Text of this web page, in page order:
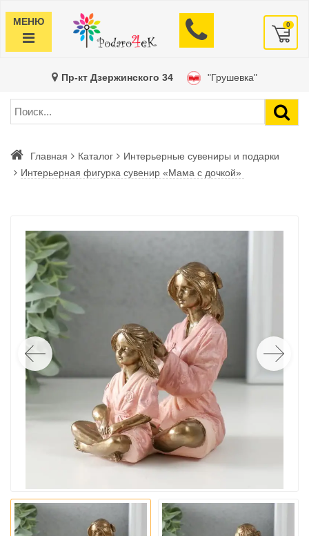
МЕНЮ 0
Пр-кт Дзержинского 34 "Грушевка"
Главная Каталог
Интерьерные сувениры и подарки
Интерьерная фигурка сувенир «Мама с дочкой»